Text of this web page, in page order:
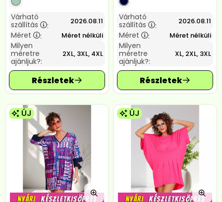
Várható
szállítás
: 2026.08.11
Méret : Méret nélküli
Milyen
méretre
ajánljuk?:
2XL, 3XL, 4XL
Várható
szállítás
: 2026.08.11
Méret : Méret nélküli
Milyen
méretre
ajánljuk?:
XL, 2XL, 3XL
ÚJ ÚJ